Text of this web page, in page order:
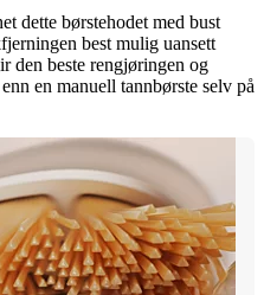
dette børstehodet med bust
best mulig uansett
den beste rengjøringen og
en manuell tannbørste selv på